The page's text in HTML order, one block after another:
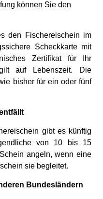
können Sie den
den Fischereischein im
Scheckkarte mit
Zertifikat für Ihr
auf Lebenszeit. Die
bisher für ein oder fünf
gibt es künftig
von 10 bis 15
angeln, wenn eine
sie begleitet.
Bundesländern